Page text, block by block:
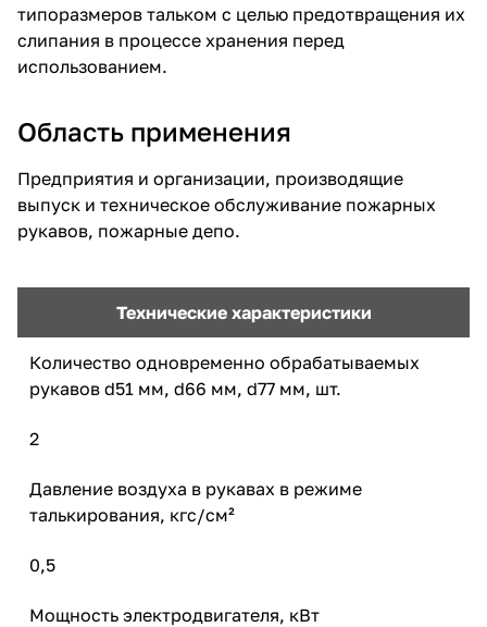
типоразмеров тальком с целью предотвращения их
слипания в процессе хранения перед
использованием.
Область применения
Предприятия и организации, производящие
выпуск и техническое обслуживание пожарных
рукавов, пожарные депо.
Технические характеристики
Количество одновременно обрабатываемых
рукавов d51 мм, d66 мм, d77 мм, шт.
2
Давление воздуха в рукавах в режиме
талькирования, кгс/см²
0,5
Мощность электродвигателя, кВт